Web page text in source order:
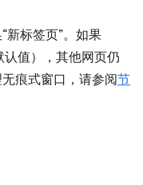
新标签页”。如果
认值），其他网页仍
痕式窗口，请参阅节